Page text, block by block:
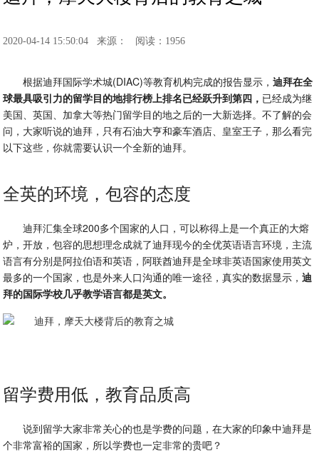
2020-04-14 15:50:04 来源： 阅读：1956
根据迪拜国际学术城(DIAC)等教育机构完成的报告显示，迪拜在全
球最具吸引力的留学目的地排行榜上排名已经跃升到第四， 已经成为继
美国、英国、加拿大等热门留学目的地之后的一大新选择。不了解的会
问，大家听说的迪拜，只有石油大亨和豪车酒店、皇室王子，那么看完
以下这些，你就需要认识一个全新的迪拜。
全英的环境，包容的态度
迪拜汇集全球200多个国家的人口，可以称得上是一个真正的大熔
炉，开放，包容的思想理念成就了迪拜现今的全优英语语言环境，主流
语言有分别是阿拉伯语和英语，阿联酋迪拜是全球非英语国家使用英文
最多的一个国家，也是外来人口沟通的唯一途径，真实的数据显示，迪
拜的国际学校几乎教学语言都是英文。
留学费用低，教育品质高
说到留学大家非常关心的也是学费的问题，在大家的印象中迪拜是
个非常富裕的国家，所以学费也一定非常的贵吧？